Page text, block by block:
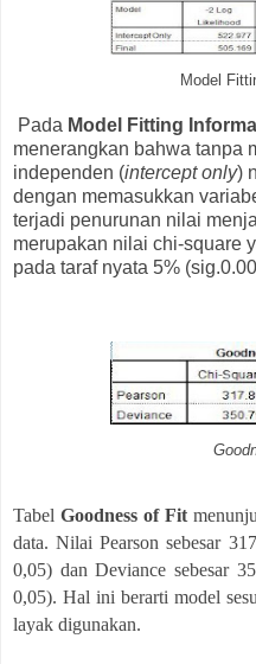
Model
Pada Model Fitting
menerangkan bahwa tanpa
independen (intercept only)
dengan memasukkan
terjadi penurunan nilai
merupakan nilai chi-square
pada taraf nyata 5%
Tabel Goodness of Fit
data. Nilai Pearson sebesar
0,05) dan Deviance sebesar
0,05). Hal ini berarti model
layak digunakan.